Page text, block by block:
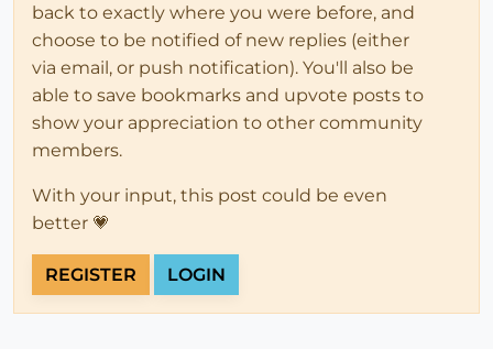
back to exactly where you were before, and
choose to be notified of new replies (either
via email, or push notification). You'll also be
able to save bookmarks and upvote posts to
show your appreciation to other community
members.
With your input, this post could be even
better 💗
REGISTER LOGIN